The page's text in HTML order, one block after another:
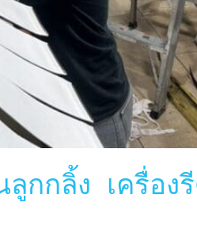
ลูกกลิ้ง เครื่อ